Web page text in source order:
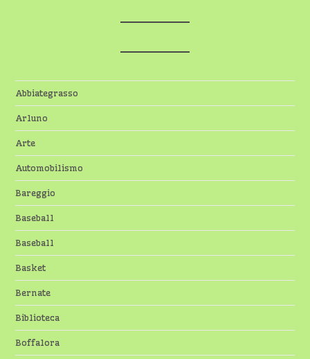
Abbiategrasso
Arluno
Arte
Automobilismo
Bareggio
Baseball
Baseball
Basket
Bernate
Biblioteca
Boffalora